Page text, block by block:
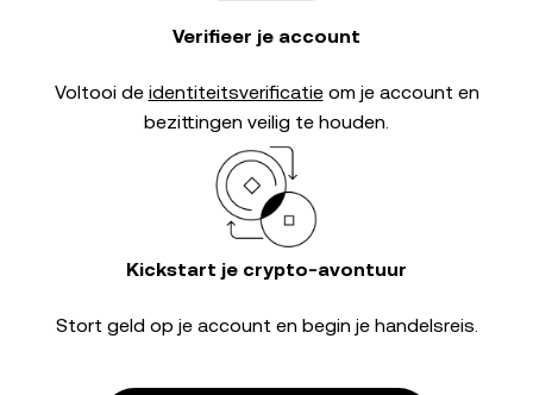
Verifieer je account
Voltooi de identiteitsverificatieom je account en
bezittingen veilig te houden.
Kickstart je crypto-avontuur
Stort geld op je account en begin je handelsreis.